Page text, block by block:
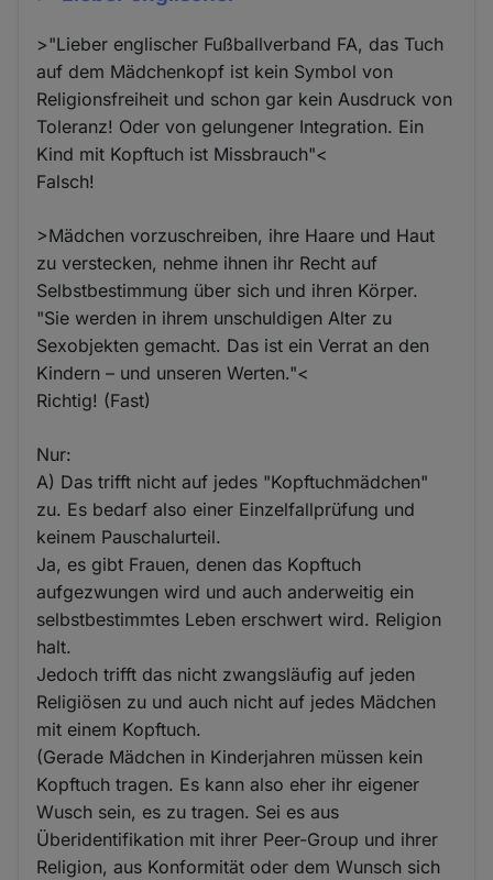
>"Lieber englischer Fußballverband FA, das Tuch
auf dem Mädchenkopf ist kein Symbol von
Religionsfreiheit und schon gar kein Ausdruck von
Toleranz! Oder von gelungener Integration. Ein
Kind mit Kopftuch ist Missbrauch"<
Falsch!
>Mädchen vorzuschreiben, ihre Haare und Haut
zu verstecken, nehme ihnen ihr Recht auf
Selbstbestimmung über sich und ihren Körper.
"Sie werden in ihrem unschuldigen Alter zu
Sexobjekten gemacht. Das ist ein Verrat an den
Kindern – und unseren Werten."<
Richtig! (Fast)
Nur:
A) Das trifft nicht auf jedes "Kopftuchmädchen"
zu. Es bedarf also einer Einzelfallprüfung und
keinem Pauschalurteil.
Ja, es gibt Frauen, denen das Kopftuch
aufgezwungen wird und auch anderweitig ein
selbstbestimmtes Leben erschwert wird. Religion
halt.
Jedoch trifft das nicht zwangsläufig auf jeden
Religiösen zu und auch nicht auf jedes Mädchen
mit einem Kopftuch.
(Gerade Mädchen in Kinderjahren müssen kein
Kopftuch tragen. Es kann also eher ihr eigener
Wusch sein, es zu tragen. Sei es aus
Überidentifikation mit ihrer Peer-Group und ihrer
Religion, aus Konformität oder dem Wunsch sich